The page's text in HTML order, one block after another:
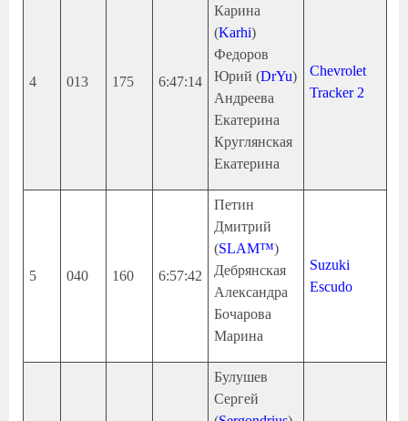
4 013 175 6:47:14
Карина
(Karhi)
Федоров
Юрий (DrYu)
Андреева
Екатерина
Круглянская
Екатерина
Chevrolet
Tracker 2
5 040 160 6:57:42
Петин
Дмитрий
(SLAM™)
Дебрянская
Александра
Бочарова
Марина
Suzuki
Escudo
Булушев
Сергей